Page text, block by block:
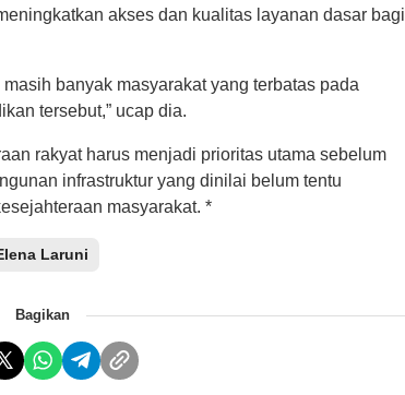
akses dan kualitas layanan dasar bagi
banyak masyarakat yang terbatas pada
tersebut,” ucap dia.
rakyat harus menjadi prioritas utama sebelum
infrastruktur yang dinilai belum tentu
masyarakat. *
Laruni
Bagikan